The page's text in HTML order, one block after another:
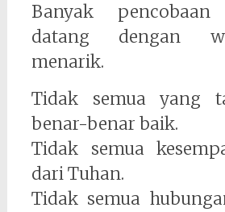
Banyak pencobaan
datang dengan
menarik.
Tidak semua yang
benar-benar baik.
Tidak semua
dari Tuhan.
Tidak semua